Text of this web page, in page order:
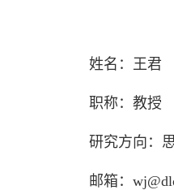
姓名：王君
职称：教授
研究方向：
邮箱：